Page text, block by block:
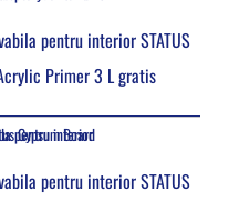
pentru interior STATUS
Primer 3 L gratis
pentru interior STATUS